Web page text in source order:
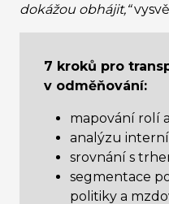
dokážou obhájit,“
7 kroků pro
v odměňování:
mapování rolí
analýzu
srovnání s
segmentace
politiky a